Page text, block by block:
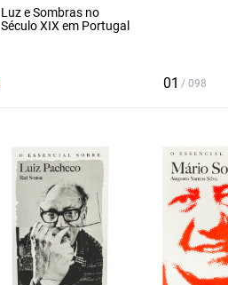
Luz e Sombras no
Século XIX em Portugal